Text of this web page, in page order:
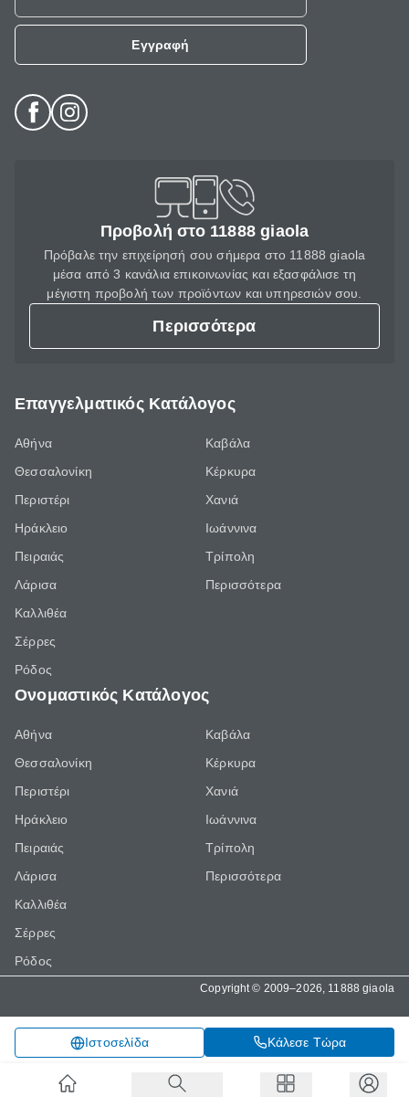
Ιστοσελίδα Κάλεσε Τώρα
Εγγραφή
Προβολή στο 11888 giaola
Πρόβαλε την επιχείρησή σου σήμερα στο 11888 giaola
μέσα από 3 κανάλια επικοινωνίας και εξασφάλισε τη
μέγιστη προβολή των προϊόντων και υπηρεσιών σου.
Περισσότερα
Επαγγελματικός Κατάλογος
Αθήνα
Θεσσαλονίκη
Περιστέρι
Ηράκλειο
Πειραιάς
Λάρισα
Καλλιθέα
Σέρρες
Ρόδος
Καβάλα
Κέρκυρα
Χανιά
Ιωάννινα
Τρίπολη
Περισσότερα
Ονομαστικός Κατάλογος
Αθήνα
Θεσσαλονίκη
Περιστέρι
Ηράκλειο
Πειραιάς
Λάρισα
Καλλιθέα
Σέρρες
Ρόδος
Καβάλα
Κέρκυρα
Χανιά
Ιωάννινα
Τρίπολη
Περισσότερα
Copyright © 2009–2026, 11888 giaola